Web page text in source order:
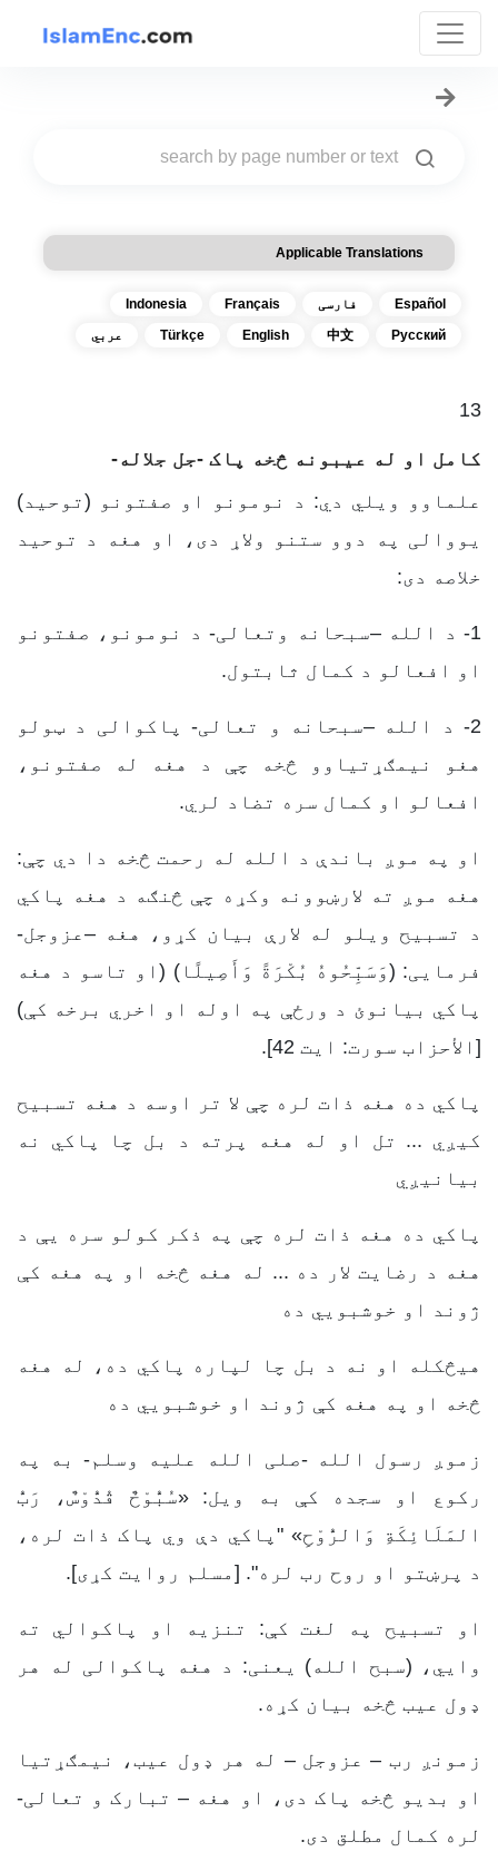
Applicable Translations
Español فارسی Français
Indonesia
Русский
中文
English
Türkçe عربي
13
کامل او له عیبونه څخه پاک -جل جلاله-
علماوو ویلي دي: د نومونو او صفتونو (توحید)
یووالی په دوو ستنو ولاړ دی، او هغه د توحید
خلاصه دی:
1- د الله –سبحانه وتعالی- د نومونو، صفتونو
او افعالو د کمال ثابتول.
2- د الله –سبحانه و تعالی- پاکوالی د ټولو
هغو نیمګړتیاوو څخه چې د هغه له صفتونو،
افعالو او کمال سره تضاد لري.
او په موږ باندې د الله له رحمت څخه دا دي چې:
هغه موږ ته لارښوونه وکړه چې څنګه د هغه پاکي
د تسبیح ویلو له لارې بیان کړو، هغه –عزوجل-
فرمایی: (وَسَبِّحُوهُ بُكْرَةً وَأَصِيلًا) (او تاسو د هغه
پاكي بیانوئ د ورځې په اوله او اخري برخه كې)
[الأحزاب سورت: ایت 42].
پاکي ده هغه ذات لره چې لا تر اوسه د هغه تسبیح
کیږي ... تل او له هغه پرته د بل چا پاکي نه
بیانیږي
پاکي ده هغه ذات لره چې په ذکر کولو سره یې د
هغه د رضایت لار ده ... له هغه څخه او په هغه کې
ژوند او خوشبویي ده
هيڅکله او نه د بل چا لپاره پاکي ده، له هغه
څخه او په هغه کې ژوند او خوشبویي ده
زموږ رسول الله -صلی الله علیه وسلم- به په
رکوع او سجده کې به ویل: «سُبُّوْحٌ قُدُّوْسٌ، رَبُّ
المَلَائِكَةِ وَالرُّوْحِ» "پاکي دې وي پاک ذات لره،
د پرښتو او روح رب لره". [مسلم روایت کړی].
او تسبیح په لغت کې: تنزیه او پاکوالي ته
وایي، (سبح الله) یعنی: د هغه پاکوالی له هر
ډول عیب څخه بیان کړه.
زمونږ رب – عزوجل – له هر ډول عیب، نیمګړتیا
او بدیو څخه پاک دی، او هغه – تبارک و تعالی-
لره کمال مطلق دی.